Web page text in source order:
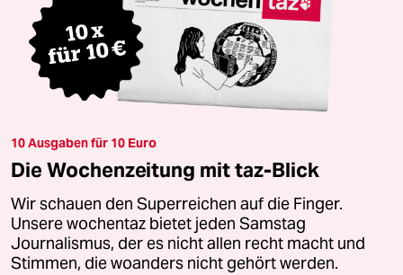
10 Ausgaben für 10 Euro
Die Wochenzeitung mit taz-Blick
Wir schauen den Superreichen auf die Finger.
Unsere wochentaz bietet jeden Samstag
Journalismus, der es nicht allen recht macht und
Stimmen, die woanders nicht gehört werden.